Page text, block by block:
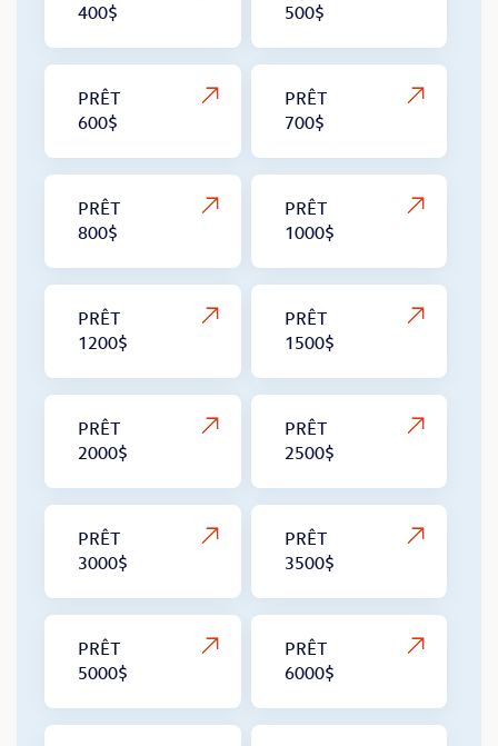
400$
500$
PRÊT
600$
PRÊT
700$
PRÊT
800$
PRÊT
1000$
PRÊT
1200$
PRÊT
1500$
PRÊT
2000$
PRÊT
2500$
PRÊT
3000$
PRÊT
3500$
PRÊT
5000$
PRÊT
6000$